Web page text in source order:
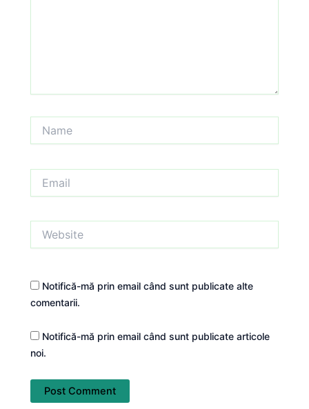
Notifică-mă prin email când sunt publicate alte
comentarii.
Notifică-mă prin email când sunt publicate articole
noi.